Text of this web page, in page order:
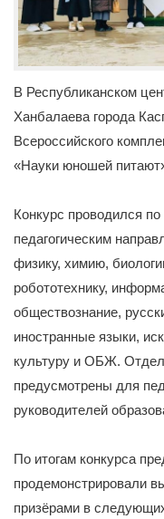
В Республиканском
Ханбалаева города
Всероссийского
«Науки юношей
Конкурс проводился
педагогическим
физику, химию,
робототехнику,
обществознание,
иностранные языки,
культуру и ОБЖ.
предусмотрены для
руководителей
По итогам конкурса
продемонстрировали
призёрами в